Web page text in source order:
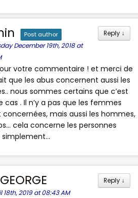
Reply ↓
Post author
December 19th, 2018 at
votre commentaire ! et merci de
que les abus concernent aussi les
nous sommes certains que c’est
. Il n’y a pas que les femmes
mais aussi les hommes,
cela concerne les personnes
Reply ↓
18th, 2019 at 08:43 AM